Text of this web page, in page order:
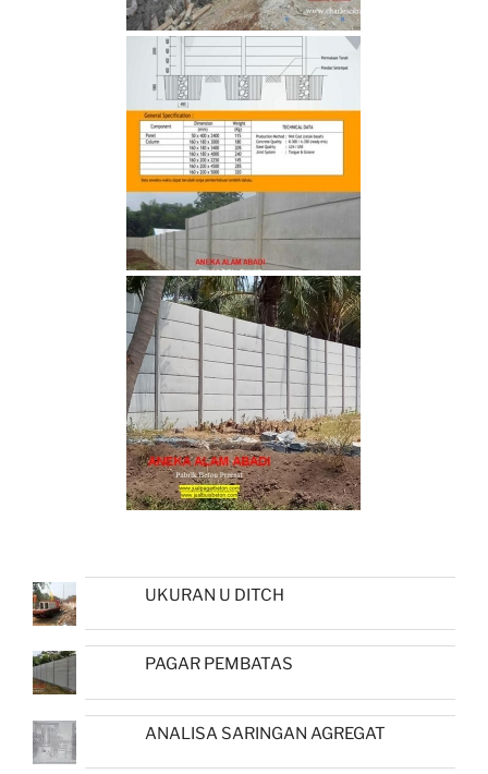
UKURAN U DITCH
PAGAR PEMBATAS
ANALISA SARINGAN AGREGAT